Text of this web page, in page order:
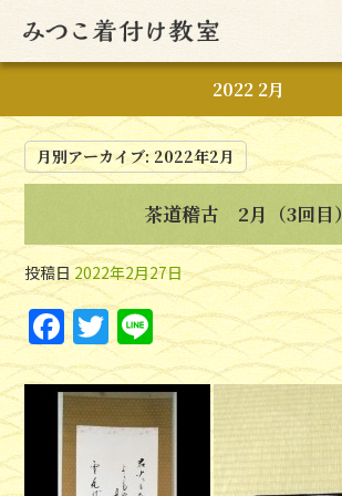
2022 2月
月別アーカイブ:2022年2月
茶道稽古 2月（3回目）
投稿日2022年2月27日
F
a
c
e
b
T
w
itt
er
Li
n
e